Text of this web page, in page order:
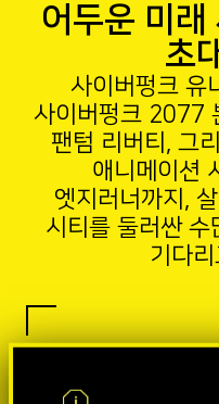
어두운 미래
초
사이버펑크 유
사이버펑크 2077
팬텀 리버티, 그
애니메이션
엣지러너까지,
시티를 둘러싼
기다